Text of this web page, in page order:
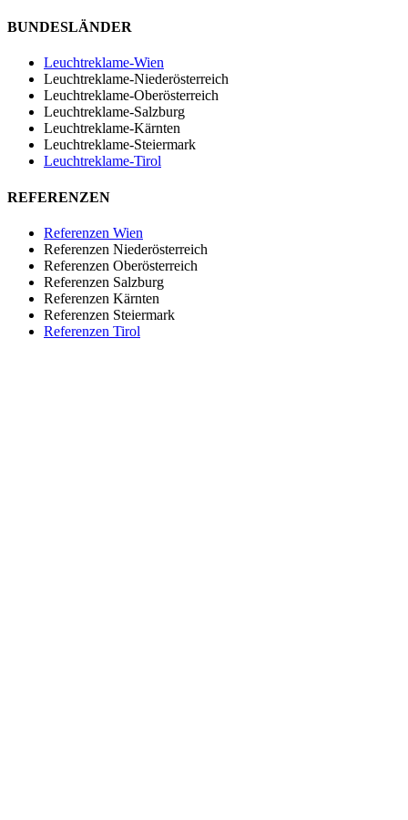
BUNDESLÄNDER
Leuchtreklame-Wien
Leuchtreklame-Niederösterreich
Leuchtreklame-Oberösterreich
Leuchtreklame-Salzburg
Leuchtreklame-Kärnten
Leuchtreklame-Steiermark
Leuchtreklame-Tirol
REFERENZEN
Referenzen Wien
Referenzen Niederösterreich
Referenzen Oberösterreich
Referenzen Salzburg
Referenzen Kärnten
Referenzen Steiermark
Referenzen Tirol